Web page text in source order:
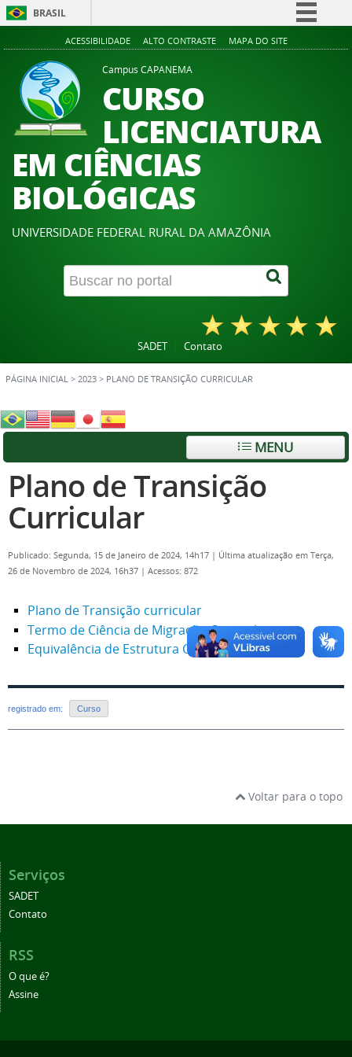
BRASIL
Simplifique!
Legislação
ACESSIBILIDADE ALTO CONTRASTE MAPA DO SITE
Campus CAPANEMA
CURSO
LICENCIATURA
EM CIÊNCIAS
BIOLÓGICAS
UNIVERSIDADE FEDERAL RURAL DA AMAZÔNIA
SADET Contato
PÁGINA INICIAL > 2023 > PLANO DE TRANSIÇÃO CURRICULAR
MENU
Plano de Transição
Curricular
Publicado: Segunda, 15 de Janeiro de 2024, 14h17 | Última atualização em Terça,
26 de Novembro de 2024, 16h37 | Acessos: 872
Plano de Transição curricular
Termo de Ciência de Migração Curricular
Equivalência de Estrutura Curricular
registrado em: Curso
Voltar para o topo
Serviços
SADET
Contato
RSS
O que é?
Assine